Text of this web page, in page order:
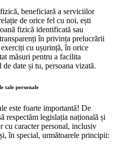
beneficiară a serviciilor
de orice fel cu noi, ești
fizică identificată sau
în privința prelucrării
cu ușurință, în orice
măsuri pentru a facilita
date și tu, persoana vizată.
tale personale
este foarte importantă! De
respectăm legislația națională și
cu caracter personal, inclusiv
în special, următoarele principii: